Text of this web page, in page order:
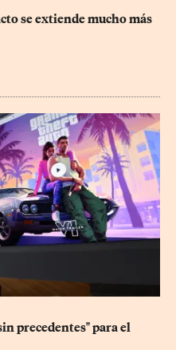
se extiende mucho más
precedentes" para el